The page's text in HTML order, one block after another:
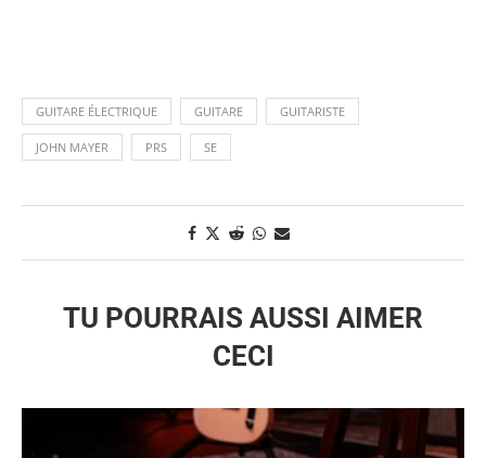
GUITARE ÉLECTRIQUE GUITARE GUITARISTE
JOHN MAYER PRS SE
TU POURRAIS AUSSI AIMER
CECI